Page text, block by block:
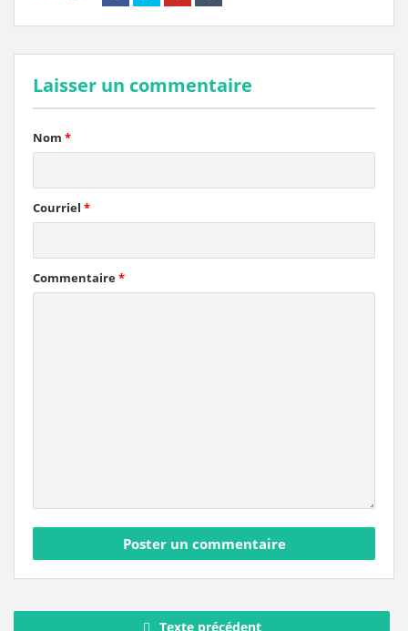
Laisser un commentaire
Nom *
Courriel *
Commentaire*
Texte précédent